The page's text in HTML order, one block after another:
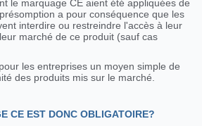
le marquage CE aient été appliquées de
a pour conséquence que les
interdire ou restreindre l'accès à leur
marché de ce produit (sauf cas
les entreprises un moyen simple de
des produits mis sur le marché.
CE EST DONC OBLIGATOIRE?